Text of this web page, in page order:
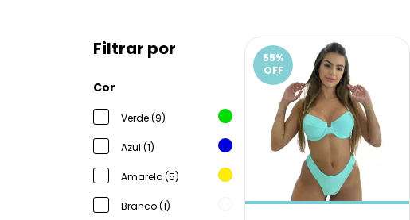
Filtrar por
Cor
Verde (9)
Azul (1)
Amarelo (5)
Branco (1)
55%
OFF